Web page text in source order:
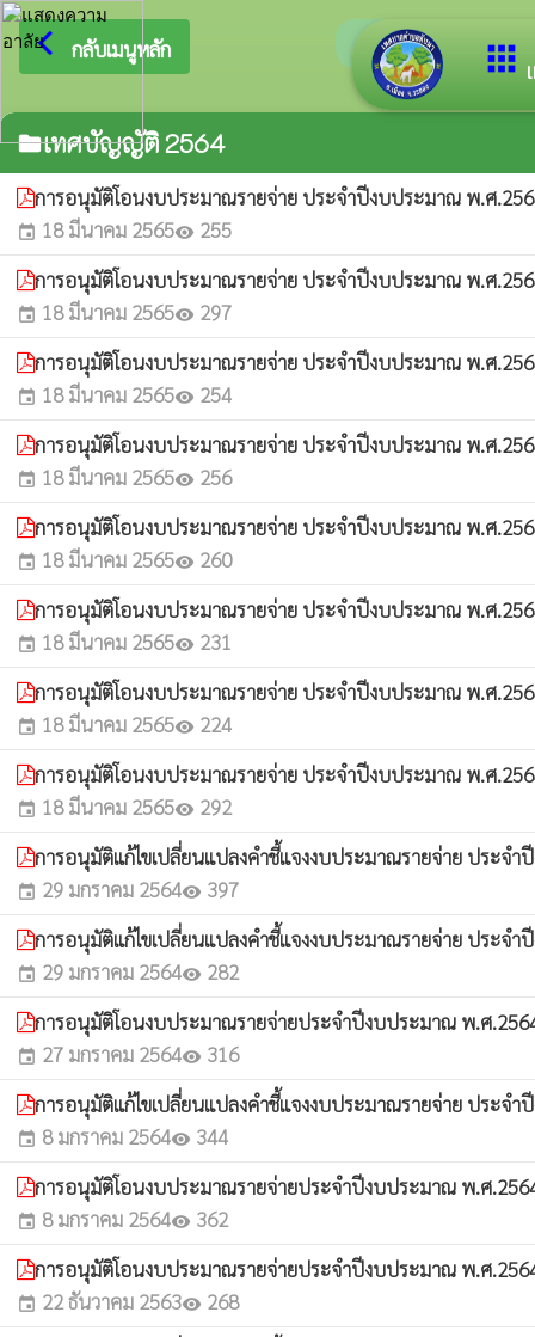
apps
arrow_back_ios กลับเมนูหลัก ยินดีต้
folderเทศบัญญัติ 2564
การอนุมัติโอนงบประมาณรายจ่าย ประจำปีงบประมาณ พ.ศ
event 18 มีนาคม 2565visibility 255
การอนุมัติโอนงบประมาณรายจ่าย ประจำปีงบประมาณ พ.ศ
event 18 มีนาคม 2565visibility 297
การอนุมัติโอนงบประมาณรายจ่าย ประจำปีงบประมาณ พ.ศ
event 18 มีนาคม 2565visibility 254
การอนุมัติโอนงบประมาณรายจ่าย ประจำปีงบประมาณ พ.ศ
event 18 มีนาคม 2565visibility 256
การอนุมัติโอนงบประมาณรายจ่าย ประจำปีงบประมาณ พ.ศ
event 18 มีนาคม 2565visibility 260
การอนุมัติโอนงบประมาณรายจ่าย ประจำปีงบประมาณ พ.ศ
event 18 มีนาคม 2565visibility 231
การอนุมัติโอนงบประมาณรายจ่าย ประจำปีงบประมาณ พ.ศ
event 18 มีนาคม 2565visibility 224
การอนุมัติโอนงบประมาณรายจ่าย ประจำปีงบประมาณ พ.ศ
event 18 มีนาคม 2565visibility 292
การอนุมัติแก้ไขเปลี่ยนแปลงคำชี้แจงงบประมาณรายจ่าย ประจ
event 29 มกราคม 2564visibility 397
การอนุมัติแก้ไขเปลี่ยนแปลงคำชี้แจงงบประมาณรายจ่าย ประจ
event 29 มกราคม 2564visibility 282
การอนุมัติโอนงบประมาณรายจ่ายประจำปีงบประมาณ พ.ศ
event 27 มกราคม 2564visibility 316
การอนุมัติแก้ไขเปลี่ยนแปลงคำชี้แจงงบประมาณรายจ่าย ประจ
event 8 มกราคม 2564visibility 344
การอนุมัติโอนงบประมาณรายจ่ายประจำปีงบประมาณ พ.ศ
event 8 มกราคม 2564visibility 362
การอนุมัติโอนงบประมาณรายจ่ายประจำปีงบประมาณ พ.ศ
event 22 ธันวาคม 2563visibility 268